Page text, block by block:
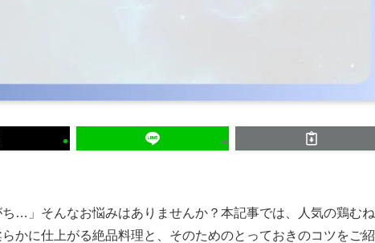
ち…」そんなお悩みはありませんか？本記事では、人気の鶏むね
かに仕上がる絶品料理と、そのためのとっておきのコツをご紹